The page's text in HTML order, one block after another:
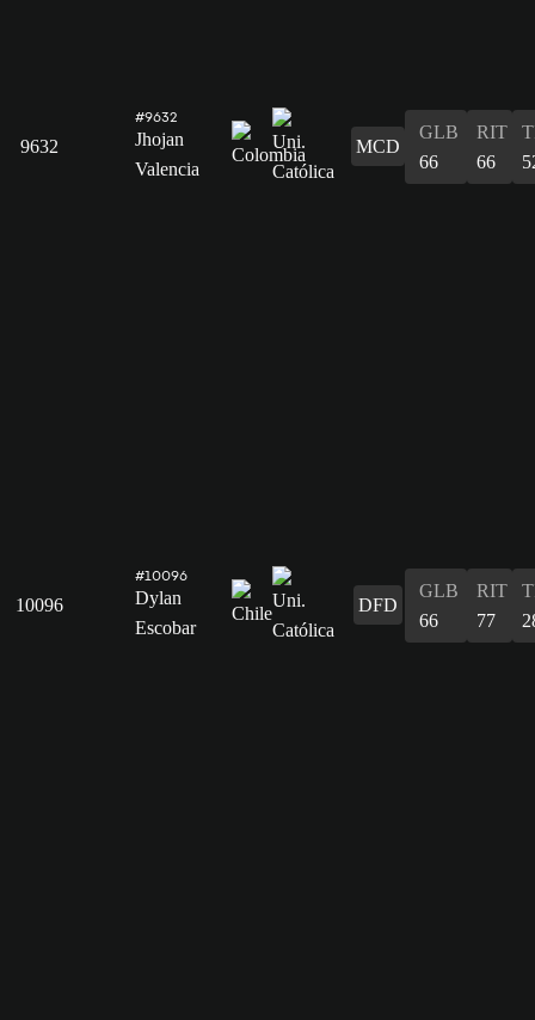
9632
#9632
Jhojan
Valencia
MCD
GLB
66
RIT
66
10096
#10096
Dylan
Escobar
DFD
GLB
66
RIT
77